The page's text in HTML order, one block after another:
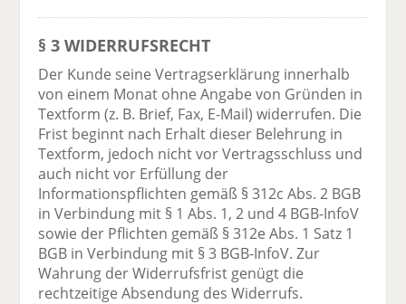
§ 3 WIDERRUFSRECHT
Der Kunde seine Vertragserklärung innerhalb
von einem Monat ohne Angabe von Gründen in
Textform (z. B. Brief, Fax, E-Mail) widerrufen. Die
Frist beginnt nach Erhalt dieser Belehrung in
Textform, jedoch nicht vor Vertragsschluss und
auch nicht vor Erfüllung der
Informationspflichten gemäß § 312c Abs. 2 BGB
in Verbindung mit § 1 Abs. 1, 2 und 4 BGB-InfoV
sowie der Pflichten gemäß § 312e Abs. 1 Satz 1
BGB in Verbindung mit § 3 BGB-InfoV. Zur
Wahrung der Widerrufsfrist genügt die
rechtzeitige Absendung des Widerrufs.